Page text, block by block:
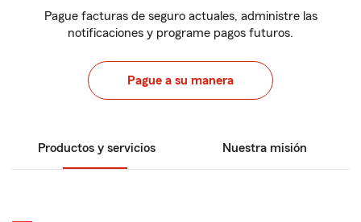
Pague facturas de seguro actuales, administre las
notificaciones y programe pagos futuros.
Pague a su manera
Productos y servicios Nuestra misión